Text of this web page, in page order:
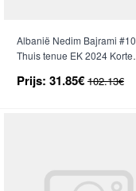
Albanië Nedim Bajrami #10
Thuis tenue EK 2024 Korte
Prijs: 31.85€ 102.13€